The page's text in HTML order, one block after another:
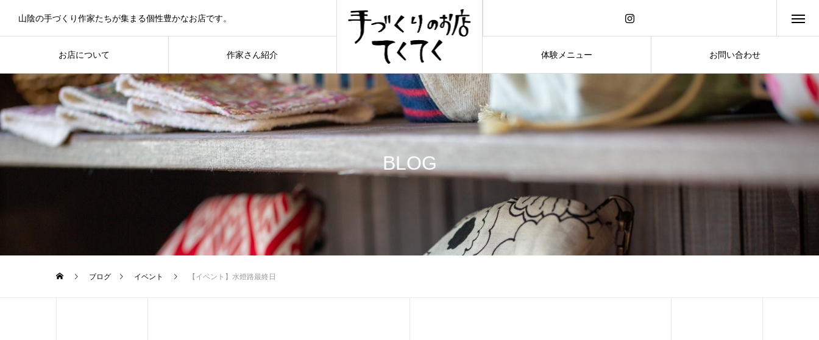
お店について 作家さん紹介 体験メニュー お問い合わせ
山陰の手づくり作家たちが集まる個性豊かなお店です。
BLOG
ブログ イベント 【イベント】水燈路最終日